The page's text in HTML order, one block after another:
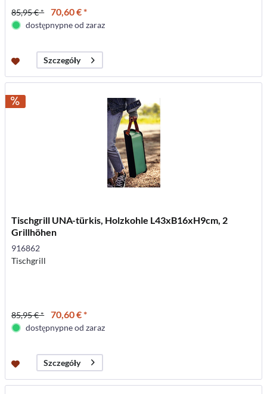
85,95 € * 70,60 € *
dostępnypne od zaraz
Szczegóły
Tischgrill UNA-türkis, Holzkohle L43xB16xH9cm, 2
Grillhöhen
916862
Tischgrill
85,95 € * 70,60 € *
dostępnypne od zaraz
Szczegóły